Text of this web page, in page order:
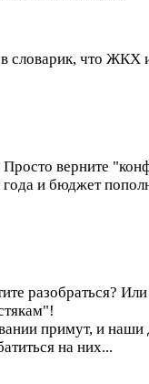
словарик, что ЖКХ
Просто верните
и бюджет
разобраться? Или
примут, и
на них...